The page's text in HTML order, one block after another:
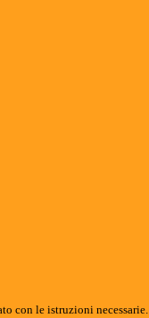
con le istruzioni necessarie.